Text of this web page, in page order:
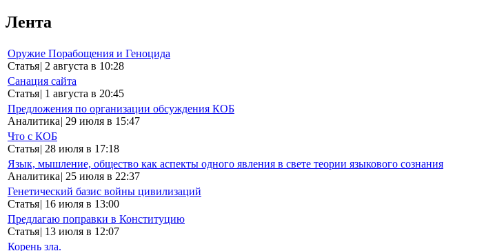
Лента
Оружие Порабощения и Геноцида
Статья| 2 августа в 10:28
Санация сайта
Статья| 1 августа в 20:45
Предложения по организации обсуждения КОБ
Аналитика| 29 июля в 15:47
Что с КОБ
Статья| 28 июля в 17:18
Язык, мышление, общество как аспекты одного явления в свете теории языкового сознания
Аналитика| 25 июля в 22:37
Генетический базис войны цивилизаций
Статья| 16 июля в 13:00
Предлагаю поправки в Конституцию
Статья| 13 июля в 12:07
Корень зла.